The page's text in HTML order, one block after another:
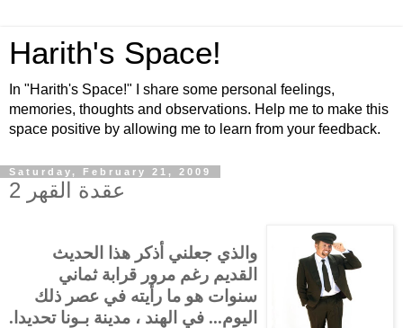
Harith's Space!
In "Harith's Space!" I share some personal feelings,
memories, thoughts and observations. Help me to make this
space positive by allowing me to learn from your feedback.
Saturday, February 21, 2009
عقدة القهر 2
والذي جعلني أذكر هذا الحديث
القديم رغم مرور قرابة ثماني
سنوات هو ما رأيته في عصر ذلك
اليوم... في الهند ، مدينة بـونا تحديدا.